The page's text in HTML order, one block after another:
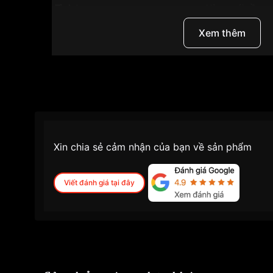
7.2mm
Mặt xanh
Xem thêm
Xin chia sẻ cảm nhận của bạn về sản phẩm
Viết đánh giá tại đây